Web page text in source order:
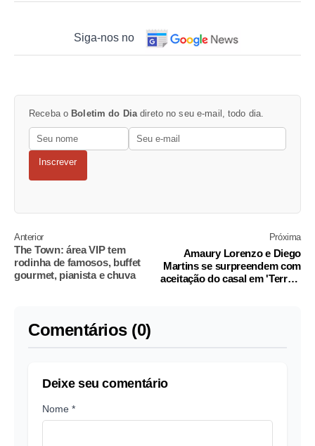
Siga-nos no
Receba o Boletim do Dia direto no seu e-mail, todo dia.
Inscrever
Anterior
The Town: área VIP tem
rodinha de famosos, buffet
gourmet, pianista e chuva
Próxima
Amaury Lorenzo e Diego
Martins se surpreendem com
aceitação do casal em 'Terra e
Comentários (0)
Deixe seu comentário
Nome *